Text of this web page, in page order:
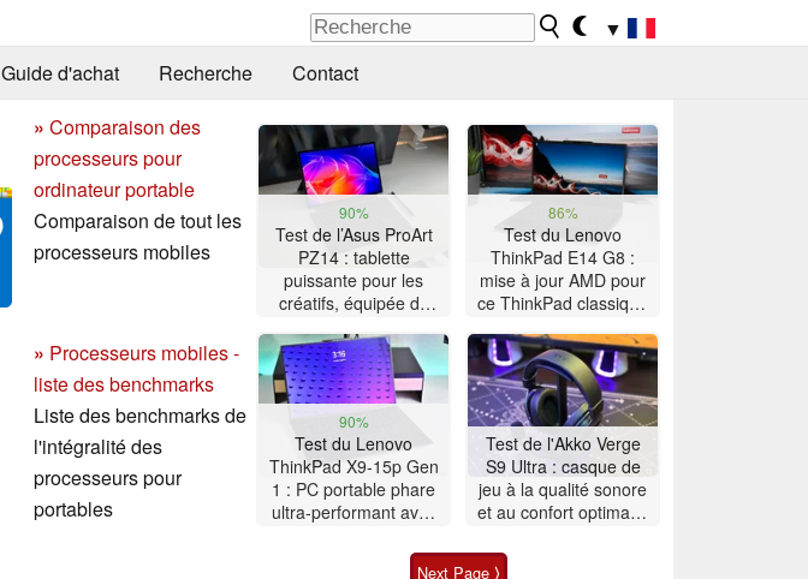
▼
Guide d'achat Recherche Contact
» Comparaison des
processeurs pour
ordinateur portable
Comparaison de tout les
processeurs mobiles
» Processeurs mobiles -
liste des benchmarks
Liste des benchmarks de
l'intégralité des
processeurs pour
portables
90%
Test de l’Asus ProArt
PZ14 : tablette
puissante pour les
créatifs, équipée du
86%
Test du Lenovo
ThinkPad E14 G8 :
mise à jour AMD pour
ce ThinkPad classique
90%
Test du Lenovo
ThinkPad X9-15p Gen
1 : PC portable phare
ultra-performant avec
Test de l'Akko Verge
S9 Ultra : casque de
jeu à la qualité sonore
et au confort optimaux
Next Page ⟩